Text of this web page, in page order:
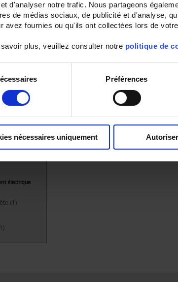
d'analyser notre trafic. Nous partageons
de médias sociaux, de publicité et d'analyse,
avez fournies ou qu'ils ont collectées lors de
plus, veuillez consulter notre politique de
Préférences
nécessaires uniquement
'd'
'ia'
mesure
électrique
(1)